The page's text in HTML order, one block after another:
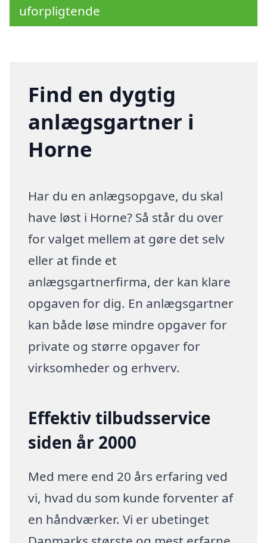
uforpligtende
Find en dygtig
anlægsgartner i
Horne
Har du en anlægsopgave, du skal
have løst i Horne? Så står du over
for valget mellem at gøre det selv
eller at finde et
anlægsgartnerfirma, der kan klare
opgaven for dig. En anlægsgartner
kan både løse mindre opgaver for
private og større opgaver for
virksomheder og erhverv.
Effektiv tilbudsservice
siden år 2000
Med mere end 20 års erfaring ved
vi, hvad du som kunde forventer af
en håndværker. Vi er ubetinget